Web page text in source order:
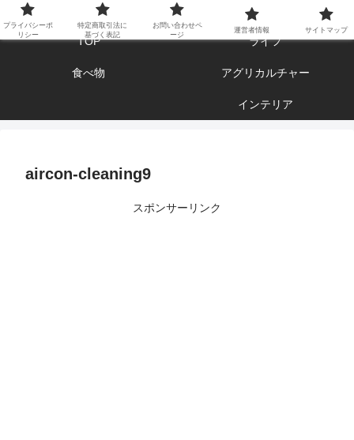
エンジョイ ブログライフ
TOP ライフ
食べ物 アグリカルチャー
インテリア
aircon-cleaning9
スポンサーリンク
プライバシーポ
リシー
特定商取引法に
基づく表記
お問い合わせペ
ージ
運営者情報 サイトマップ